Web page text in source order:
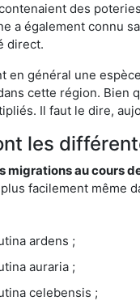
des
a également connu
direct.
en général une
cette région. Bien
Il faut le dire,
les
migrations au cours
facilement même
ardens ;
auraria ;
celebensis ;